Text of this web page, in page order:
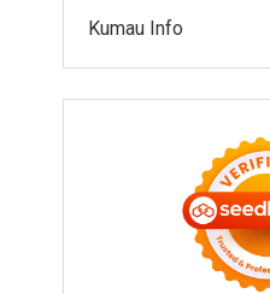
Kumau Info